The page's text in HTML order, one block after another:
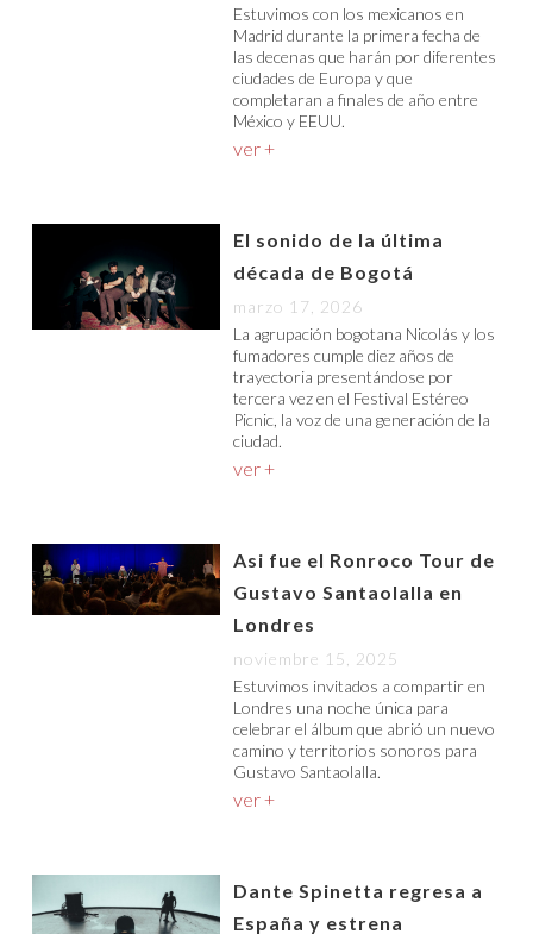
Estuvimos con los mexicanos en
Madrid durante la primera fecha de
las decenas que harán por diferentes
ciudades de Europa y que
completaran a finales de año entre
México y EEUU.
ver +
El sonido de la última
década de Bogotá
marzo 17, 2026
La agrupación bogotana Nicolás y los
fumadores cumple diez años de
trayectoria presentándose por
tercera vez en el Festival Estéreo
Picnic, la voz de una generación de la
ciudad.
ver +
Asi fue el Ronroco Tour de
Gustavo Santaolalla en
Londres
noviembre 15, 2025
Estuvimos invitados a compartir en
Londres una noche única para
celebrar el álbum que abrió un nuevo
camino y territorios sonoros para
Gustavo Santaolalla.
ver +
Dante Spinetta regresa a
España y estrena